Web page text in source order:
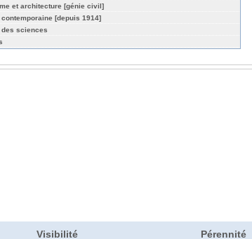
et architecture [génie civil]
[depuis 1914]
sciences
Visibilité Pérennité